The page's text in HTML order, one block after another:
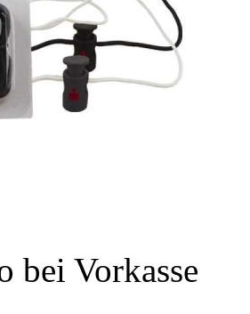
bei Vorkasse